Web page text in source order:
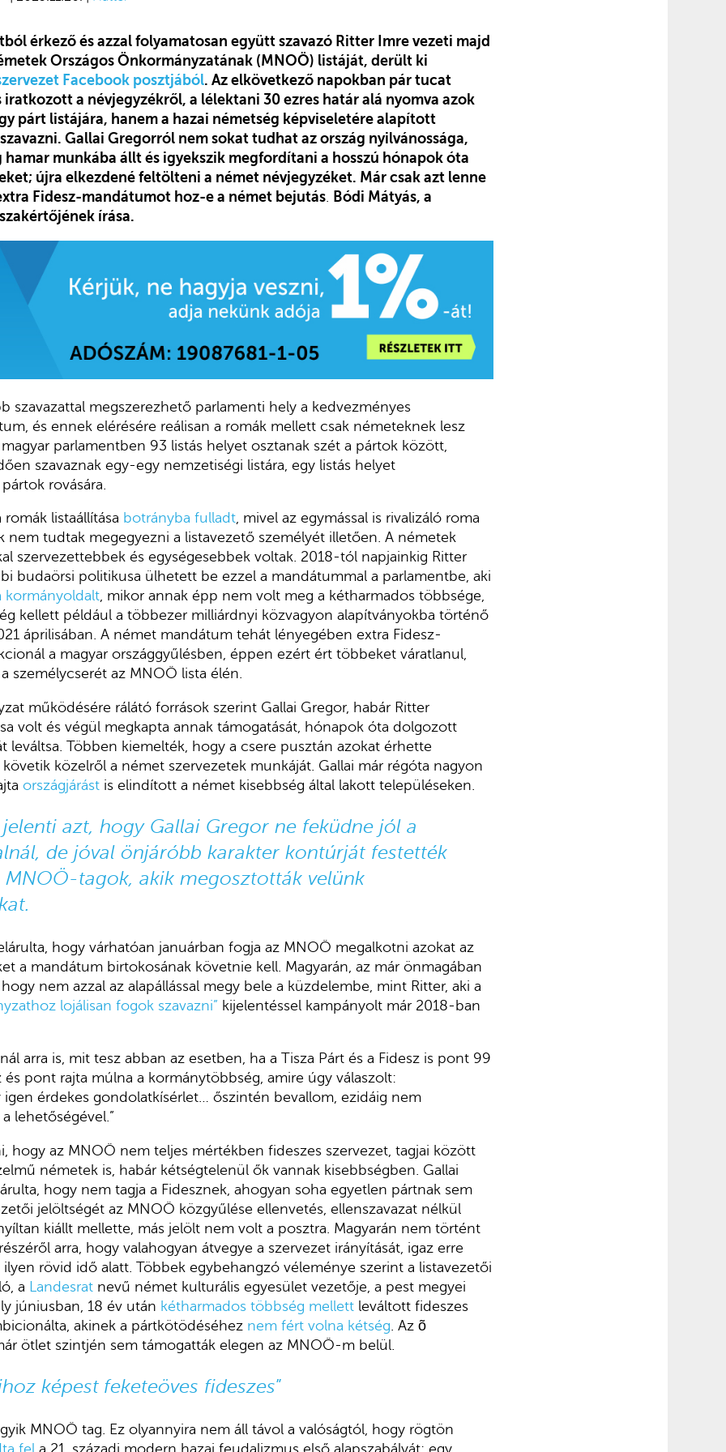
érkező és azzal folyamatosan együtt szavazó Ritter Imre vezeti majd
Országos Önkormányzatának (MNOÖ) listáját, derült ki
Facebook posztjából. Az elkövetkező napokban pár tucat
iratkozott a névjegyzékről, a lélektani 30 ezres határ alá nyomva azok
párt listájára, hanem a hazai németség képviseletére alapított
Gallai Gregorról nem sokat tudhat az ország nyilvánossága,
munkába állt és igyekszik megfordítani a hosszú hónapok óta
újra elkezdené feltölteni a német névjegyzéket. Már csak azt lenne
Fidesz-mandátumot hoz-e a német bejutás. Bódi Mátyás, a
írása.
szavazattal megszerezhető parlamenti hely a kedvezményes
és ennek elérésére reálisan a romák mellett csak németeknek lesz
parlamentben 93 listás helyet osztanak szét a pártok között,
szavaznak egy-egy nemzetiségi listára, egy listás helyet
rovására.
listaállítása botrányba fulladt, mivel az egymással is rivalizáló roma
nem tudtak megegyezni a listavezető személyét illetően. A németek
szervezettebbek és egységesebbek voltak. 2018-tól napjainkig Ritter
budaörsi politikusa ülhetett be ezzel a mandátummal a parlamentbe, aki
kormányoldalt, mikor annak épp nem volt meg a kétharmados többsége,
kellett például a többezer milliárdnyi közvagyon alapítványokba történő
áprilisában. A német mandátum tehát lényegében extra Fidesz-
a magyar országgyűlésben, éppen ezért ért többeket váratlanul,
személycserét az MNOÖ lista élén.
működésére rálátó források szerint Gallai Gregor, habár Ritter
volt és végül megkapta annak támogatását, hónapok óta dolgozott
leváltsa. Többen kiemelték, hogy a csere pusztán azokat érhette
közelről a német szervezetek munkáját. Gallai már régóta nagyon
országjárást is elindított a német kisebbség által lakott településeken.
azt, hogy Gallai Gregor ne feküdne jól a
de jóval önjáróbb karakter kontúrját festették
MNOÖ-tagok, akik megosztották velünk
hogy várhatóan januárban fogja az MNOÖ megalkotni azokat az
a mandátum birtokosának követnie kell. Magyarán, az már önmagában
nem azzal az alapállással megy bele a küzdelembe, mint Ritter, aki a
lojálisan fogok szavazni” kijelentéssel kampányolt már 2018-ban
arra is, mit tesz abban az esetben, ha a Tisza Párt és a Fidesz is pont 99
pont rajta múlna a kormánytöbbség, amire úgy válaszolt:
igen érdekes gondolatkísérlet… őszintén bevallom, ezidáig nem
lehetőségével.”
hogy az MNOÖ nem teljes mértékben fideszes szervezet, tagjai között
németek is, habár kétségtelenül ők vannak kisebbségben. Gallai
hogy nem tagja a Fidesznek, ahogyan soha egyetlen pártnak sem
jelöltségét az MNOÖ közgyűlése ellenvetés, ellenszavazat nélkül
kiállt mellette, más jelölt nem volt a posztra. Magyarán nem történt
arra, hogy valahogyan átvegye a szervezet irányítását, igaz erre
ilyen rövid idő alatt. Többek egybehangzó véleménye szerint a listavezetői
a Landesrat nevű német kulturális egyesület vezetője, a pest megyei
júniusban, 18 év után kétharmados többség mellett leváltott fideszes
akinek a pártkötödéséhez nem fért volna kétség. Az õ
ötlet szintjén sem támogatták elegen az MNOÖ-m belül.
képest feketeöves fideszes”
MNOÖ tag. Ez olyannyira nem áll távol a valóságtól, hogy rögtön